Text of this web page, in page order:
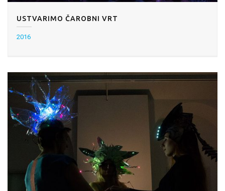
USTVARIMO ČAROBNI VRT
2016